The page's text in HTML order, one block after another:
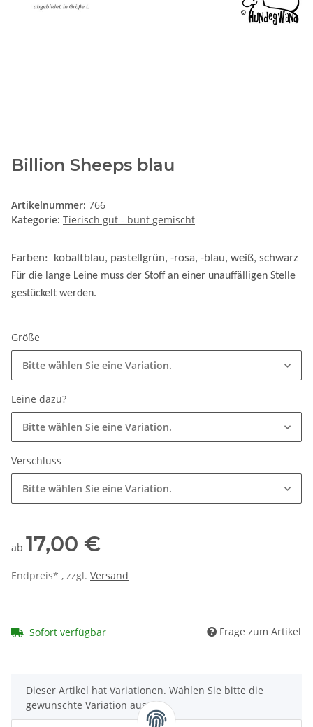
Billion Sheeps blau
Artikelnummer: 766
Kategorie: Tierisch gut - bunt gemischt
Farben: kobaltblau, pastellgrün, -rosa, -blau, weiß, schwarz
Für die lange Leine muss der Stoff an einer unauffälligen Stelle
gestückelt werden.
Größe
Bitte wählen Sie eine Variation.
Leine dazu?
Bitte wählen Sie eine Variation.
Verschluss
Bitte wählen Sie eine Variation.
ab 17,00 €
Endpreis* , zzgl. Versand
Sofort verfügbar Frage zum Artikel
x
Dieser Artikel hat Variationen. Wählen Sie bitte die
gewünschte Variation aus.